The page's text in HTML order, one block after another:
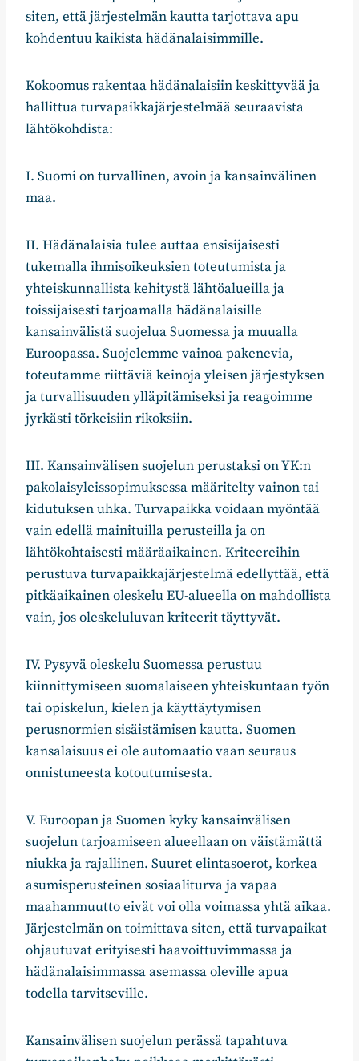
siten, että järjestelmän kautta tarjottava apu
kohdentuu kaikista hädänalaisimmille.
Kokoomus rakentaa hädänalaisiin keskittyvää ja
hallittua turvapaikkajärjestelmää seuraavista
lähtökohdista:
I. Suomi on turvallinen, avoin ja kansainvälinen
maa.
II. Hädänalaisia tulee auttaa ensisijaisesti
tukemalla ihmisoikeuksien toteutumista ja
yhteiskunnallista kehitystä lähtöalueilla ja
toissijaisesti tarjoamalla hädänalaisille
kansainvälistä suojelua Suomessa ja muualla
Euroopassa. Suojelemme vainoa pakenevia,
toteutamme riittäviä keinoja yleisen järjestyksen
ja turvallisuuden ylläpitämiseksi ja reagoimme
jyrkästi törkeisiin rikoksiin.
III. Kansainvälisen suojelun perustaksi on YK:n
pakolaisyleissopimuksessa määritelty vainon tai
kidutuksen uhka. Turvapaikka voidaan myöntää
vain edellä mainituilla perusteilla ja on
lähtökohtaisesti määräaikainen. Kriteereihin
perustuva turvapaikkajärjestelmä edellyttää, että
pitkäaikainen oleskelu EU-alueella on mahdollista
vain, jos oleskeluluvan kriteerit täyttyvät.
IV. Pysyvä oleskelu Suomessa perustuu
kiinnittymiseen suomalaiseen yhteiskuntaan työn
tai opiskelun, kielen ja käyttäytymisen
perusnormien sisäistämisen kautta. Suomen
kansalaisuus ei ole automaatio vaan seuraus
onnistuneesta kotoutumisesta.
V. Euroopan ja Suomen kyky kansainvälisen
suojelun tarjoamiseen alueellaan on väistämättä
niukka ja rajallinen. Suuret elintasoerot, korkea
asumisperusteinen sosiaaliturva ja vapaa
maahanmuutto eivät voi olla voimassa yhtä aikaa.
Järjestelmän on toimittava siten, että turvapaikat
ohjautuvat erityisesti haavoittuvimmassa ja
hädänalaisimmassa asemassa oleville apua
todella tarvitseville.
Kansainvälisen suojelun perässä tapahtuva